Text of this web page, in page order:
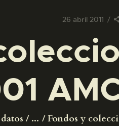
26 abril 2011
... Fondos y
ESPAÑOL